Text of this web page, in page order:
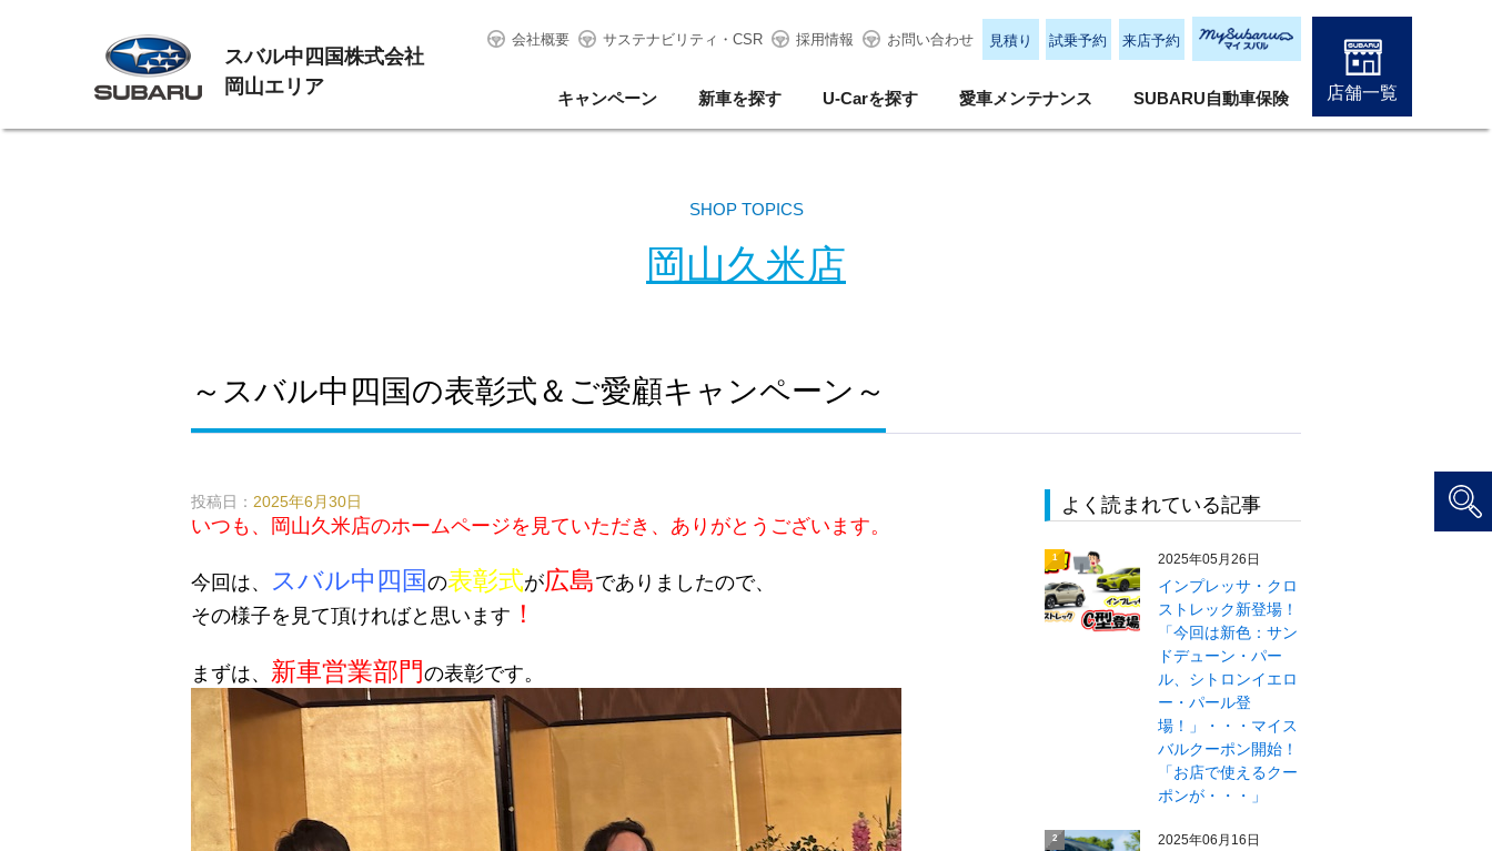
スバル中四国株式会社
岡山エリア
会社概要 サステナビリティ・CSR 採用情報 お問い合わせ 見積り 試乗予約 来店予約
キャンペーン 新車を探す U-Carを探す 愛車メンテナンス SUBARU自動車保険 店舗一覧
SHOP TOPICS
岡山久米店
～スバル中四国の表彰式＆ご愛顧キャンペーン～
投稿日： 2025年6月30日
いつも、岡山久米店のホームページを見ていただき、ありがとうございます。
今回は、 スバル中四国 の表彰式が広島でありましたので、
その様子を見て頂ければと思います ！
まずは、 新車営業部門の表彰です。
よく読まれている記事
1 2025年05月26日
インプレッサ・クロ
ストレック新登場！
「今回は新色：サン
ドデューン・パー
ル、シトロンイエロ
ー・パール登
場！」・・・マイス
バルクーポン開始！
「お店で使えるクー
ポンが・・・」
2 2025年06月16日